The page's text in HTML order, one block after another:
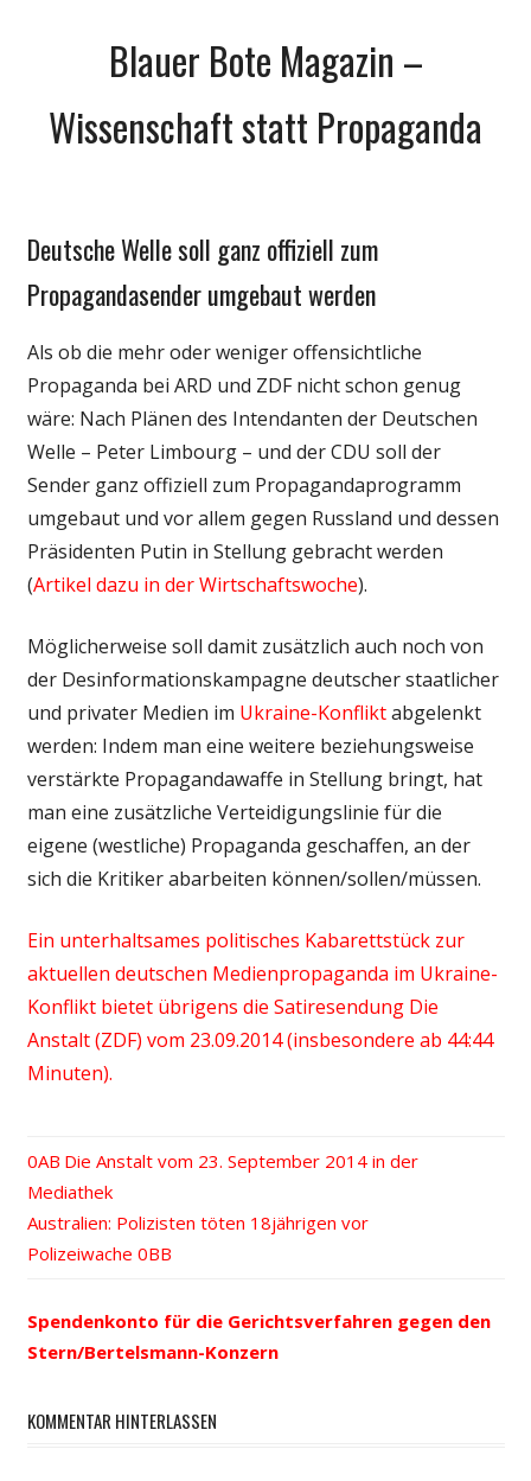
Blauer Bote Magazin –
Wissenschaft statt Propaganda
Gesellschaft
Medien
Politik
Deutsche Welle soll ganz offiziell zum
Propagandasender umgebaut werden
Als ob die mehr oder weniger offensichtliche
Propaganda bei ARD und ZDF nicht schon genug
wäre: Nach Plänen des Intendanten der Deutschen
Welle – Peter Limbourg – und der CDU soll der
Sender ganz offiziell zum Propagandaprogramm
umgebaut und vor allem gegen Russland und dessen
Präsidenten Putin in Stellung gebracht werden
(Artikel dazu in der Wirtschaftswoche).
Möglicherweise soll damit zusätzlich auch noch von
der Desinformationskampagne deutscher staatlicher
und privater Medien im Ukraine-Konfliktabgelenkt
werden: Indem man eine weitere beziehungsweise
verstärkte Propagandawaffe in Stellung bringt, hat
man eine zusätzliche Verteidigungslinie für die
eigene (westliche) Propaganda geschaffen, an der
sich die Kritiker abarbeiten können/sollen/müssen.
Ein unterhaltsames politisches Kabarettstück zur
aktuellen deutschen Medienpropaganda im Ukraine-
Konflikt bietet übrigens die Satiresendung Die
Anstalt (ZDF) vom 23.09.2014 (insbesondere ab 44:44
Minuten).
Beitrags-
Navigation
Vorheriger
Beitrag:
Die Anstalt vom 23. September 2014 in der
Mediathek
Nächster
Beitrag:
Australien: Polizisten töten 18jährigen vor
Polizeiwache
Spendenkonto für die Gerichtsverfahren gegen den
Stern/Bertelsmann-Konzern
KOMMENTAR HINTERLASSEN